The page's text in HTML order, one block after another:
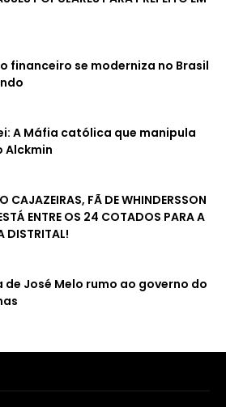
financeiro se moderniza no Brasil
A Máfia católica que manipula
Alckmin
CAJAZEIRAS, FÃ DE WHINDERSSON
ENTRE OS 24 COTADOS PARA A
DISTRITAL!
de José Melo rumo ao governo do